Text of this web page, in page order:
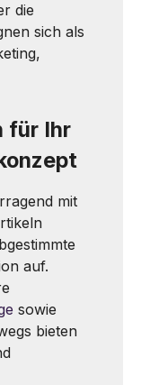
die
sich als
für Ihr
mit
auf.
sowie
bieten